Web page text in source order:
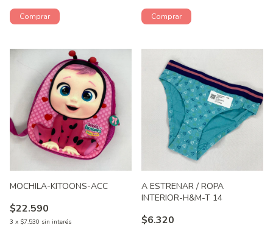
MOCHILA-KITOONS-ACC
$22.590
3 x $7.530 sin interés
A ESTRENAR / ROPA
INTERIOR-H&M-T 14
$6.320